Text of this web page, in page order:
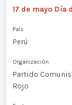
17 de mayo
País
Perú
Organización
Partido
Rojo